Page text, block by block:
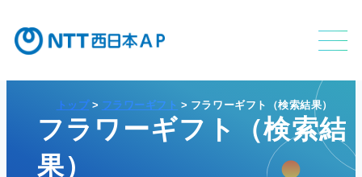
不動産利活用事業
フラワーギフト（検索結
果）
トップ フラワーギフト フラワーギフト（検索結果）